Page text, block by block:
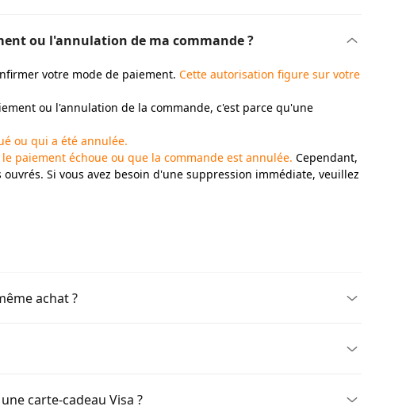
ou l'annulation de ma commande ?
votre mode de paiement. Cette autorisation figure sur votre
ou l'annulation de la commande, c'est parce qu'une
ou qui a été annulée.
paiement échoue ou que la commande est annulée. Cependant,
Si vous avez besoin d'une suppression immédiate, veuillez
achat ?
carte-cadeau Visa ?